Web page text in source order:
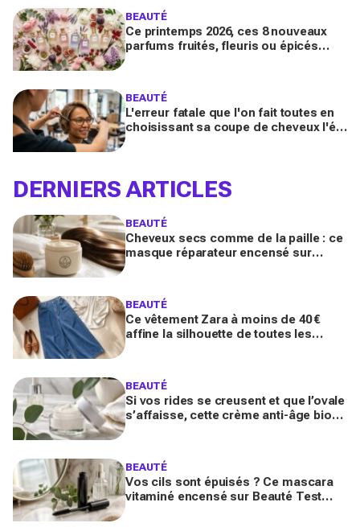
BEAUTÉ
Ce printemps 2026, ces 8 nouveaux
parfums fruités, fleuris ou épicés
BEAUTÉ
L'erreur fatale que l'on fait toutes en
choisissant sa coupe de cheveux l'été
DERNIERS ARTICLES
BEAUTÉ
Cheveux secs comme de la paille : ce
masque réparateur encensé sur
BEAUTÉ
Ce vêtement Zara à moins de 40 €
affine la silhouette de toutes les
BEAUTÉ
Si vos rides se creusent et que l’ovale
s’affaisse, cette crème anti-âge bio
BEAUTÉ
Vos cils sont épuisés ? Ce mascara
vitaminé encensé sur Beauté Test